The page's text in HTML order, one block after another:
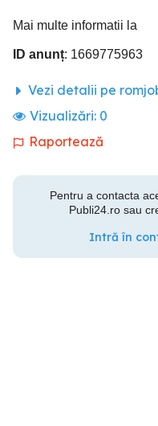
Mai multe informatii la
ID anunț: 1669775963
Vezi detalii pe
Vizualizări: 0
Raportează
Pentru a contacta
Publi24.ro sau
Intră în